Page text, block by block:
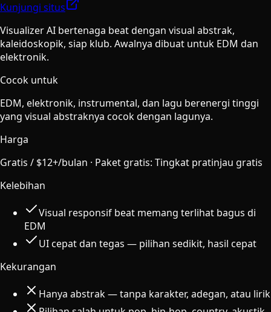
Kunjungi situs
Visualizer AI bertenaga beat dengan visual abstrak,
kaleidoskopik, siap klub. Awalnya dibuat untuk EDM dan
elektronik.
Cocok untuk
EDM, elektronik, instrumental, dan lagu berenergi tinggi
yang visual abstraknya cocok dengan lagunya.
Harga
Gratis / $12+/bulan · Paket gratis: Tingkat pratinjau gratis
Kelebihan
Visual responsif beat memang terlihat bagus di
EDM
UI cepat dan tegas — pilihan sedikit, hasil cepat
Kekurangan
Hanya abstrak — tanpa karakter, adegan, atau lirik